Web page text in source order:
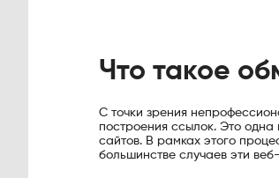
Что такое
С точки зрения
построения ссылок. Это одна
сайтов. В рамках этого
большинстве случаев эти